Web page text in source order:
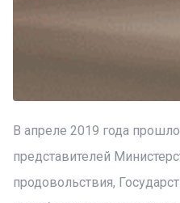
В апреле 2019 года
представителей
продовольствия,